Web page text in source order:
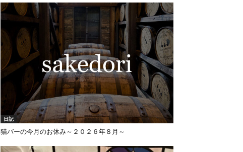
日記
猫バーの今月のお休み～２０２６年８月～